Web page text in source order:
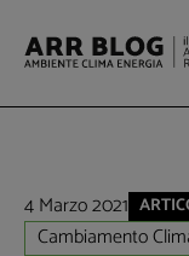
4 Marzo 2021
Cambiamento